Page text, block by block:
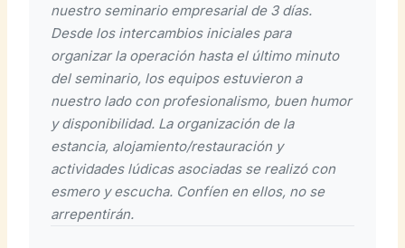
nuestro seminario empresarial de 3 días.
Desde los intercambios iniciales para
organizar la operación hasta el último minuto
del seminario, los equipos estuvieron a
nuestro lado con profesionalismo, buen humor
y disponibilidad. La organización de la
estancia, alojamiento/restauración y
actividades lúdicas asociadas se realizó con
esmero y escucha. Confíen en ellos, no se
arrepentirán.